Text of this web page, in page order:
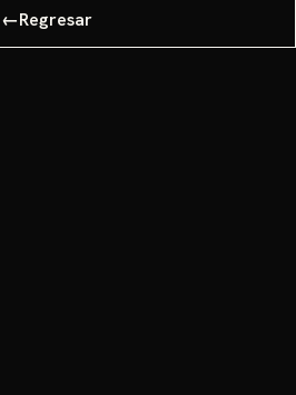
←Regresar